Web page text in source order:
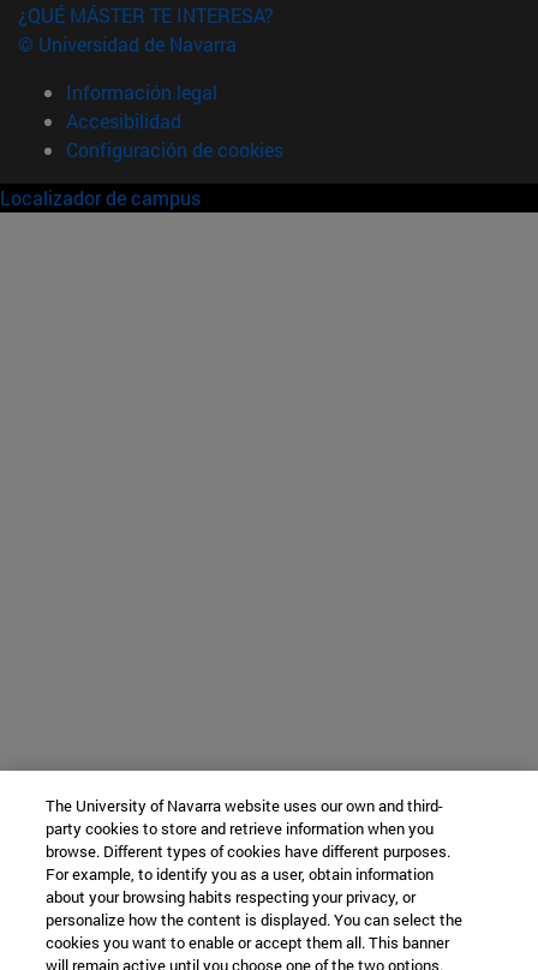
¿QUÉ MÁSTER TE INTERESA?
© Universidad de Navarra
Información legal
Accesibilidad
Configuración de cookies
Localizador de campus
The University of Navarra website uses our own and third-
party cookies to store and retrieve information when you
browse. Different types of cookies have different purposes.
For example, to identify you as a user, obtain information
about your browsing habits respecting your privacy, or
personalize how the content is displayed. You can select the
cookies you want to enable or accept them all. This banner
will remain active until you choose one of the two options.